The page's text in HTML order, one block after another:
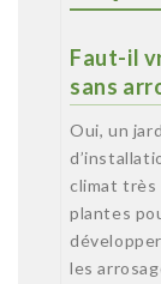
Faut-il
sans
Oui, un
climat très
plantes
les